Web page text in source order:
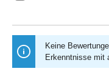
Keine
Erkenntnisse mit